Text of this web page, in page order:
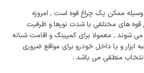
وسیله ممکن یک چراغ قوه است , امروزه
قوه های مختلفی با شدت نورها و ظرفیت
می شوند , معمولا برای کمپینگ و اقامت شبانه
ابزار و یا داخل خودرو برای مواقع ضروری
منطقی می باشد .